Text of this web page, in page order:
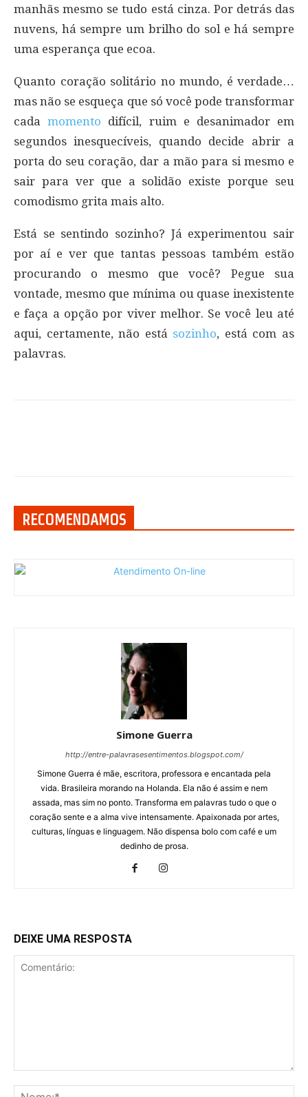
manhãs mesmo se tudo está cinza. Por detrás das
nuvens, há sempre um brilho do sol e há sempre
uma esperança que ecoa.
Quanto coração solitário no mundo, é verdade…
mas não se esqueça que só você pode transformar
cadamomento difícil, ruim e desanimador em
segundos inesquecíveis, quando decide abrir a
porta do seu coração, dar a mão para si mesmo e
sair para ver que a solidão existe porque seu
comodismo grita mais alto.
Está se sentindo sozinho? Já experimentou sair
por aí e ver que tantas pessoas também estão
procurando o mesmo que você? Pegue sua
vontade, mesmo que mínima ou quase inexistente
e faça a opção por viver melhor. Se você leu até
aqui, certamente, não está sozinho, está com as
palavras.
RECOMENDAMOS
Simone Guerra
http://entre-palavrasesentimentos.blogspot.com/
Simone Guerra é mãe, escritora, professora e encantada pela
vida. Brasileira morando na Holanda. Ela não é assim e nem
assada, mas sim no ponto. Transforma em palavras tudo o que o
coração sente e a alma vive intensamente. Apaixonada por artes,
culturas, línguas e linguagem. Não dispensa bolo com café e um
dedinho de prosa.
DEIXE UMA RESPOSTA